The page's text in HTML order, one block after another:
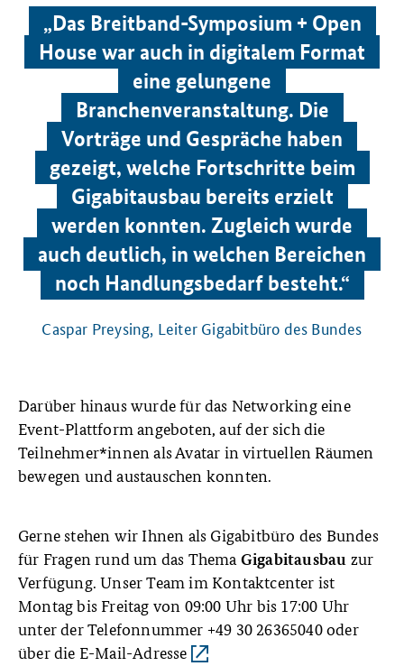
„Das Breitband-Symposium + Open
House war auch in digitalem Format
eine gelungene
Branchenveranstaltung. Die
Vorträge und Gespräche haben
gezeigt, welche Fortschritte beim
Gigabitausbau bereits erzielt
werden konnten. Zugleich wurde
auch deutlich, in welchen Bereichen
noch Handlungsbedarf besteht.“
Caspar Preysing, Leiter Gigabitbüro des Bundes
Darüber hinaus wurde für das Networking eine
Event-Plattform angeboten, auf der sich die
Teilnehmer*innen als Avatar in virtuellen Räumen
bewegen und austauschen konnten.
Gerne stehen wir Ihnen als Gigabitbüro des Bundes
für Fragen rund um das ThemaGigabitausbau zur
Verfügung. Unser Team im Kontaktcenter ist
Montag bis Freitag von 09:00 Uhr bis 17:00 Uhr
unter der Telefonnummer +49 30 26365040 oder
über die E-Mail-Adresse